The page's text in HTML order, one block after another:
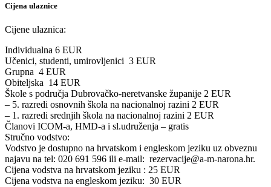
Cijena ulaznice
Cijene ulaznica:
Individualna 6 EUR
Učenici, studenti, umirovljenici 3 EUR
Grupna 4 EUR
Obiteljska 14 EUR
Škole s područja Dubrovačko-neretvanske županije 2 EUR
– 5. razredi osnovnih škola na nacionalnoj razini 2 EUR
– 1. razredi srednjih škola na nacionalnoj razini 2 EUR
Članovi ICOM-a, HMD-a i sl.udruženja – gratis
Stručno vodstvo:
Vodstvo je dostupno na hrvatskom i engleskom jeziku uz obveznu
najavu na tel: 020 691 596 ili e-mail: rezervacije@a-m-narona.hr.
Cijena vodstva na hrvatskom jeziku : 25 EUR
Cijena vodstva na engleskom jeziku: 30 EUR